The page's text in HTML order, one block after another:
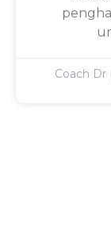
Coach Dr